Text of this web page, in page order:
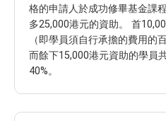
格的申請人於成功修畢基金課
多25,000港元的資助。 首
（即學員須自行承擔的費用的
而餘下15,000港元資助的學員
40%。